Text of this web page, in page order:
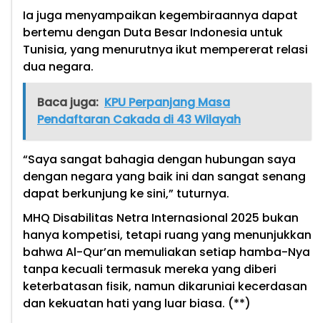
Ia juga menyampaikan kegembiraannya dapat
bertemu dengan Duta Besar Indonesia untuk
Tunisia, yang menurutnya ikut mempererat relasi
dua negara.
Baca juga: KPU Perpanjang Masa
Pendaftaran Cakada di 43 Wilayah
“Saya sangat bahagia dengan hubungan saya
dengan negara yang baik ini dan sangat senang
dapat berkunjung ke sini,” tuturnya.
MHQ Disabilitas Netra Internasional 2025 bukan
hanya kompetisi, tetapi ruang yang menunjukkan
bahwa Al-Qur’an memuliakan setiap hamba-Nya
tanpa kecuali termasuk mereka yang diberi
keterbatasan fisik, namun dikaruniai kecerdasan
dan kekuatan hati yang luar biasa. (**)